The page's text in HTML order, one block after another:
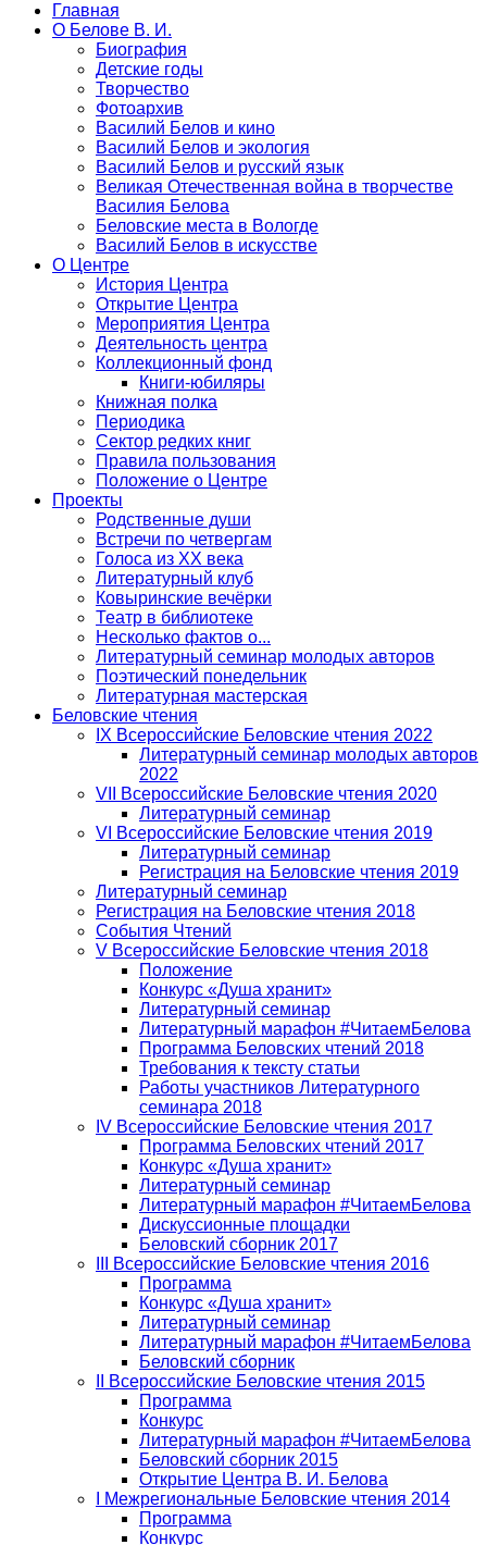
Главная
О Белове В. И.
Биография
Детские годы
Творчество
Фотоархив
Василий Белов и кино
Василий Белов и экология
Василий Белов и русский язык
Великая Отечественная война в творчестве
Василия Белова
Беловские места в Вологде
Василий Белов в искусстве
О Центре
История Центра
Открытие Центра
Мероприятия Центра
Деятельность центра
Коллекционный фонд
Книги-юбиляры
Книжная полка
Периодика
Сектор редких книг
Правила пользования
Положение о Центре
Проекты
Родственные души
Встречи по четвергам
Голоса из ХХ века
Литературный клуб
Ковыринские вечёрки
Театр в библиотеке
Несколько фактов о...
Литературный семинар молодых авторов
Поэтический понедельник
Литературная мастерская
Беловские чтения
IX Всероссийские Беловские чтения 2022
Литературный семинар молодых авторов
2022
VII Всероссийские Беловские чтения 2020
Литературный семинар
VI Всероссийские Беловские чтения 2019
Литературный семинар
Регистрация на Беловские чтения 2019
Литературный семинар
Регистрация на Беловские чтения 2018
События Чтений
V Всероссийские Беловские чтения 2018
Положение
Конкурс «Душа хранит»
Литературный семинар
Литературный марафон #ЧитаемБелова
Программа Беловских чтений 2018
Требования к тексту статьи
Работы участников Литературного
семинара 2018
IV Всероссийские Беловские чтения 2017
Программа Беловских чтений 2017
Конкурс «Душа хранит»
Литературный семинар
Литературный марафон #ЧитаемБелова
Дискуссионные площадки
Беловский сборник 2017
III Всероссийские Беловские чтения 2016
Программа
Конкурс «Душа хранит»
Литературный семинар
Литературный марафон #ЧитаемБелова
Беловский сборник
II Всероссийские Беловские чтения 2015
Программа
Конкурс
Литературный марафон #ЧитаемБелова
Беловский сборник 2015
Открытие Центра В. И. Белова
I Межрегиональные Беловские чтения 2014
Программа
Конкурс